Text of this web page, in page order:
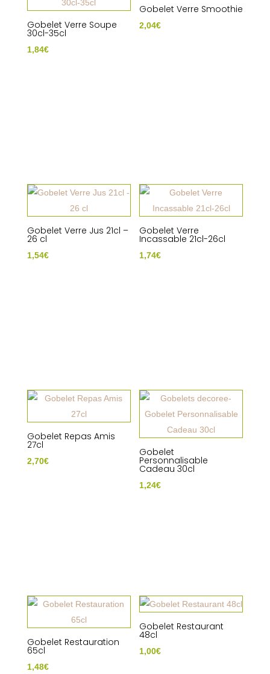
Gobelet Verre Soupe
30cl-35cl
1,84€
Gobelet Verre Smoothie
2,04€
Gobelet Verre Jus 21cl –
26 cl
1,54€
Gobelet Verre
Incassable 21cl-26cl
1,74€
Gobelet Repas Amis
27cl
2,70€
Gobelet
Personnalisable
Cadeau 30cl
1,24€
Gobelet Restauration
65cl
1,48€
Gobelet Restaurant
48cl
1,00€